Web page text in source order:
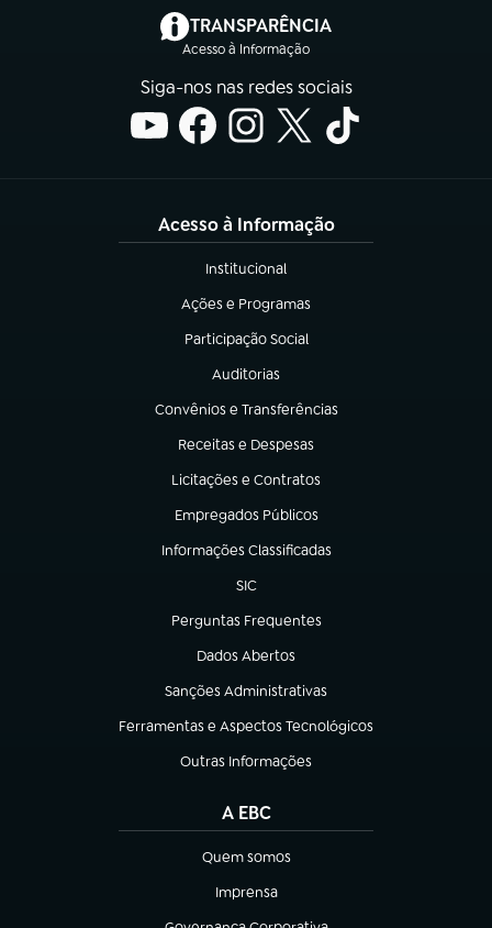
TRANSPARÊNCIA
Acesso à Informação
(abre em nova aba)
Siga-nos nas redes sociais
Acesso à Informação
Institucional
(abre em nova aba)
Ações e Programas
(abre em nova aba)
Participação Social
(abre em nova aba)
Auditorias
(abre em nova aba)
Convênios e Transferências
(abre em nova aba)
Receitas e Despesas
(abre em nova aba)
Licitações e Contratos
(abre em nova aba)
Empregados Públicos
(abre em nova aba)
Informações Classificadas
(abre em nova aba)
SIC
(abre em nova aba)
Perguntas Frequentes
(abre em nova aba)
Dados Abertos
(abre em nova aba)
Sanções Administrativas
(abre em nova aba)
Ferramentas e Aspectos Tecnológicos
(abre em nova aba)
Outras Informações
(abre em nova aba)
A EBC
Quem somos
(abre em nova aba)
Imprensa
(abre em nova aba)